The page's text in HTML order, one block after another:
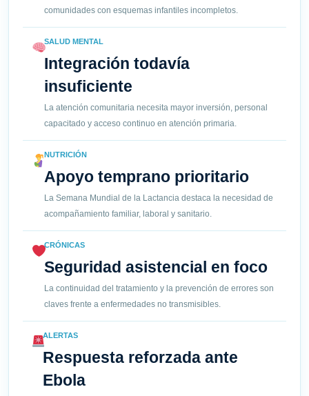
comunidades con esquemas infantiles incompletos.
SALUD MENTAL
Integración todavía
insuficiente
La atención comunitaria necesita mayor inversión, personal
capacitado y acceso continuo en atención primaria.
NUTRICIÓN
Apoyo temprano prioritario
La Semana Mundial de la Lactancia destaca la necesidad de
acompañamiento familiar, laboral y sanitario.
CRÓNICAS
Seguridad asistencial en foco
La continuidad del tratamiento y la prevención de errores son
claves frente a enfermedades no transmisibles.
ALERTAS
Respuesta reforzada ante
Ebola